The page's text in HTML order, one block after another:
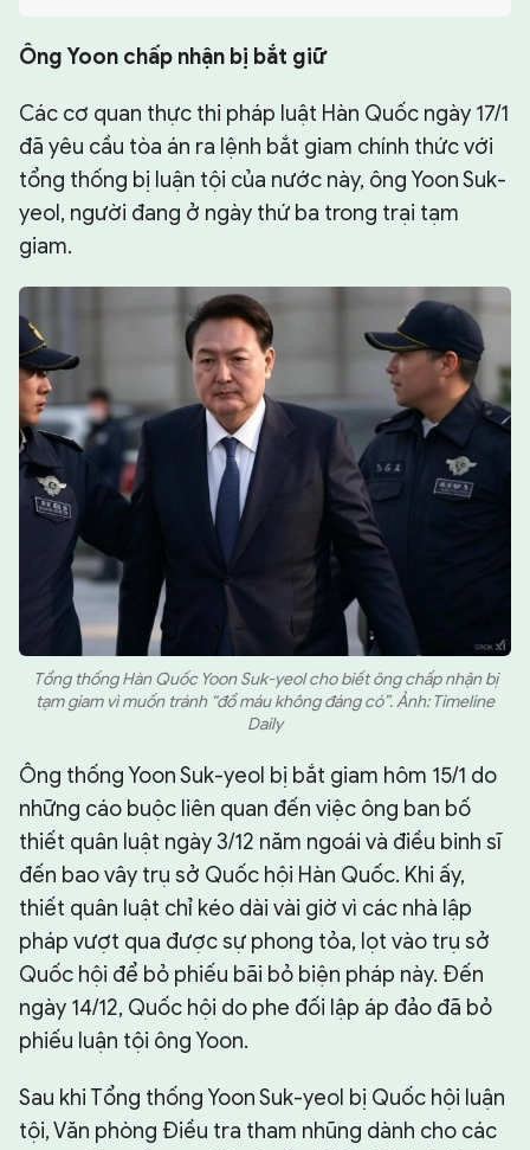
Ông Yoon chấp nhận bị bắt giữ
Các cơ quan thực thi pháp luật Hàn Quốc ngày 17/1
đã yêu cầu tòa án ra lệnh bắt giam chính thức với
tổng thống bị luận tội của nước này, ông Yoon Suk-
yeol, người đang ở ngày thứ ba trong trại tạm
giam.
Tổng thống Hàn Quốc Yoon Suk-yeol cho biết ông chấp nhận bị
tạm giam vì muốn tránh “đổ máu không đáng có”. Ảnh: Timeline
Daily
Ông thống Yoon Suk-yeol bị bắt giam hôm 15/1 do
những cáo buộc liên quan đến việc ông ban bố
thiết quân luật ngày 3/12 năm ngoái và điều binh sĩ
đến bao vây trụ sở Quốc hội Hàn Quốc. Khi ấy,
thiết quân luật chỉ kéo dài vài giờ vì các nhà lập
pháp vượt qua được sự phong tỏa, lọt vào trụ sở
Quốc hội để bỏ phiếu bãi bỏ biện pháp này. Đến
ngày 14/12, Quốc hội do phe đối lập áp đảo đã bỏ
phiếu luận tội ông Yoon.
Sau khi Tổng thống Yoon Suk-yeol bị Quốc hội luận
tội, Văn phòng Điều tra tham nhũng dành cho các